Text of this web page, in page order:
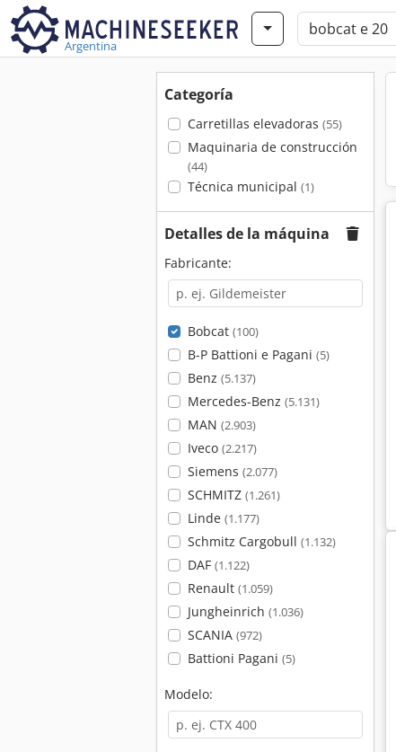
Argentina
Categoría
Carretillas elevadoras (55)
Maquinaria de construcción
(44)
Técnica municipal (1)
Detalles de la máquina
Fabricante:
Bobcat (100)
B-P Battioni e Pagani (5)
Benz (5.137)
Mercedes-Benz (5.131)
MAN (2.903)
Iveco (2.217)
Siemens (2.077)
SCHMITZ (1.261)
Linde (1.177)
Schmitz Cargobull (1.132)
DAF (1.122)
Renault (1.059)
Jungheinrich (1.036)
SCANIA (972)
Battioni Pagani (5)
Modelo: